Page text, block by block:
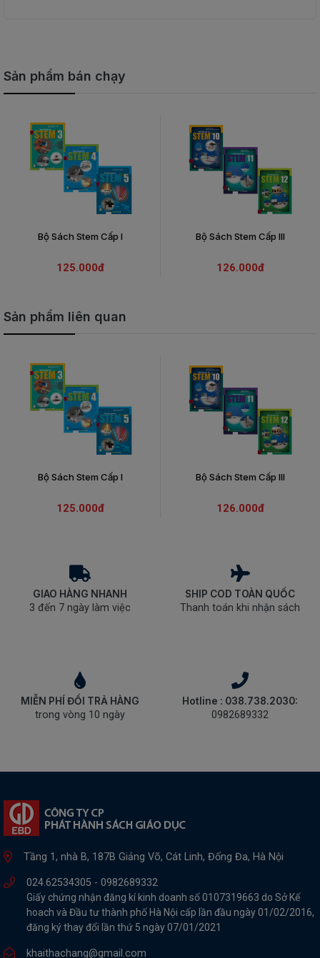
Sản phẩm bán chạy
Bộ Sách Stem Cấp I
125.000đ
Bộ Sách Stem Cấp III
126.000đ
Sản phẩm liên quan
Bộ Sách Stem Cấp I
125.000đ
Bộ Sách Stem Cấp III
126.000đ
GIAO HÀNG NHANH
3 đến 7 ngày làm việc
SHIP COD TOÀN QUỐC
Thanh toán khi nhận sách
MIỄN PHÍ ĐỔI TRẢ HÀNG
trong vòng 10 ngày
Hotline : 038.738.2030:
0982689332
Tầng 1, nhà B, 187B Giảng Võ, Cát Linh, Đống Đa, Hà Nội
024.62534305 - 0982689332
Giấy chứng nhận đăng kí kinh doanh số 0107319663 do Sở Kế
hoach và Đầu tư thành phố Hà Nội cấp lần đầu ngày 01/02/2016,
đăng ký thay đổi lần thứ 5 ngày 07/01/2021
khaithachang@gmail.com